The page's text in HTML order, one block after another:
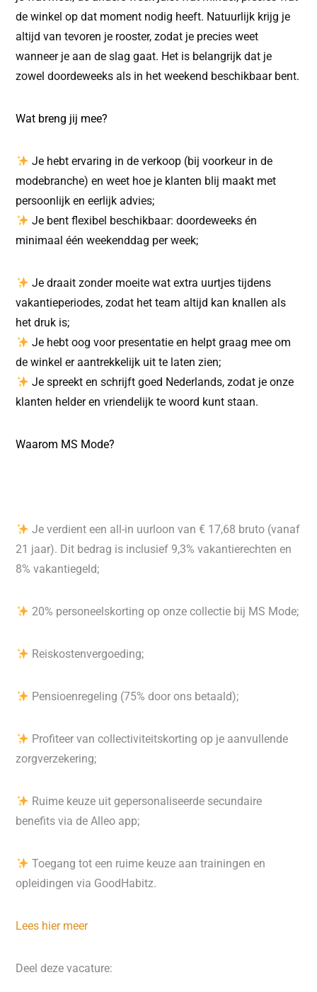
de winkel op dat moment nodig heeft. Natuurlijk krijg je
altijd van tevoren je rooster, zodat je precies weet
wanneer je aan de slag gaat. Het is belangrijk dat je
zowel doordeweeks als in het weekend beschikbaar bent.
Wat breng jij mee?
Je hebt ervaring in de verkoop (bij voorkeur in de
modebranche) en weet hoe je klanten blij maakt met
persoonlijk en eerlijk advies;
Je bent flexibel beschikbaar: doordeweeks én
minimaal één weekenddag per week;
Je draait zonder moeite wat extra uurtjes tijdens
vakantieperiodes, zodat het team altijd kan knallen als
het druk is;
Je hebt oog voor presentatie en helpt graag mee om
de winkel er aantrekkelijk uit te laten zien;
Je spreekt en schrijft goed Nederlands, zodat je onze
klanten helder en vriendelijk te woord kunt staan.
Waarom MS Mode?
Je verdient een all-in uurloon van € 17,68 bruto (vanaf
21 jaar). Dit bedrag is inclusief 9,3% vakantierechten en
8% vakantiegeld;
20% personeelskorting op onze collectie bij MS Mode;
Reiskostenvergoeding;
Pensioenregeling (75% door ons betaald);
Profiteer van collectiviteitskorting op je aanvullende
zorgverzekering;
Ruime keuze uit gepersonaliseerde secundaire
benefits via de Alleo app;
Toegang tot een ruime keuze aan trainingen en
opleidingen via GoodHabitz.
Lees hier meer
Deel deze vacature: